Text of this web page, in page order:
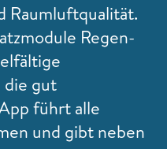
Raumluftqualität.
Regen-
die gut
führt alle
und gibt neben